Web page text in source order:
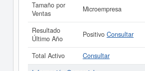
Tamaño por
Ventas
Microempresa
Resultado
Último Año
Positivo Consultar
Total Activo
Consultar